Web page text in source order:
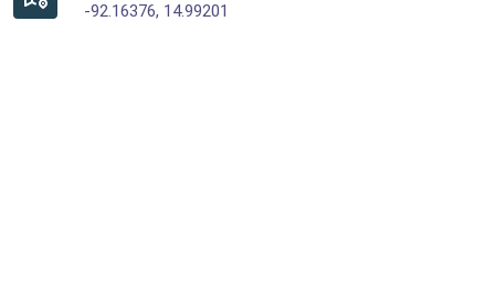
-92.16376, 14.99201